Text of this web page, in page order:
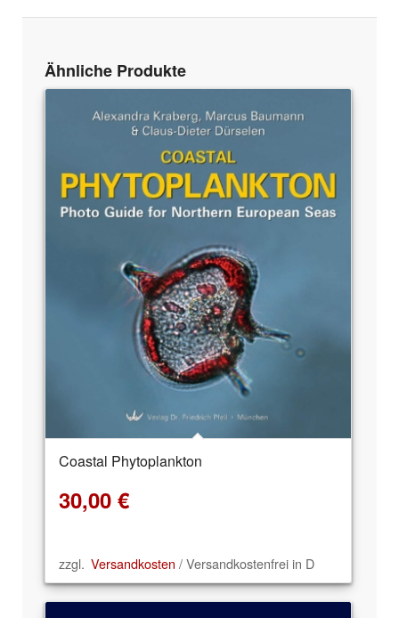
Ähnliche Produkte
Coastal Phytoplankton
30,00 €
zzgl. Versandkosten / Versandkostenfrei in D